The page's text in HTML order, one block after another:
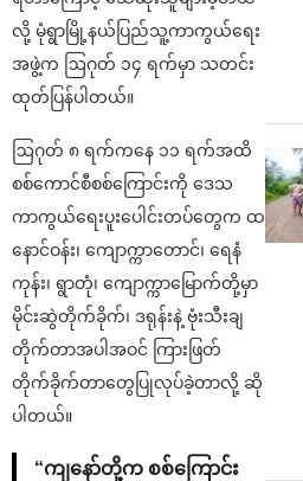
လို့ မုံရွာမြို့နယ်ပြည်သူ့ကာကွယ်ရေး
အဖွဲ့က ဩဂုတ် ၁၄ ရက်မှာ သတင်း
ထုတ်ပြန်ပါတယ်။
ဩဂုတ် ၈ ရက်ကနေ ၁၁ ရက်အထိ
စစ်ကောင်စီစစ်ကြောင်းကို ဒေသ
ကာကွယ်ရေးပူးပေါင်းတပ်တွေက ထ
နောင်ဝန်း၊ ကျောက္ကာတောင်၊ ရေနံ
ကုန်း၊ ရွာတုံ၊ ကျောက္ကာမြောက်တို့မှာ
မိုင်းဆွဲတိုက်ခိုက်၊ ဒရုန်းနဲ့ ဗုံးသီးချ
တိုက်တာအပါအဝင် ကြားဖြတ်
တိုက်ခိုက်တာတွေပြုလုပ်ခဲ့တာလို့ ဆို
ပါတယ်။
“ကျနော်တို့က စစ်ကြောင်း